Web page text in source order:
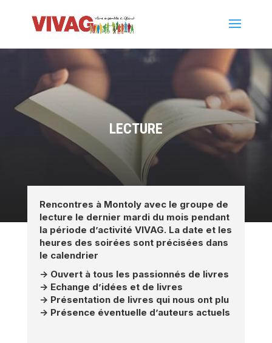
LECTURE
Rencontres à Montoly avec le groupe de
lecture le dernier mardi du mois pendant
la période d’activité VIVAG. La date et les
heures des soirées sont précisées dans
le calendrier
-> Ouvert à tous les passionnés de livres
-> Echange d’idées et de livres
-> Présentation de livres qui nous ont plu
-> Présence éventuelle d’auteurs actuels